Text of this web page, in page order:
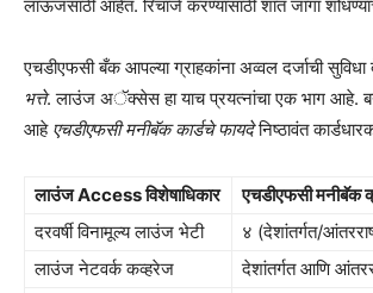
लाऊंजसाठी आहेत. रिचार्ज करण्यासाठी शांत जागा
एचडीएफसी बँक आपल्या ग्राहकांना अव्वल दर्जाची
भत्ते. लाउंज अॅक्सेस हा याच प्रयत्नांचा एक भाग आहे.
आहे एचडीएफसी मनीबॅक कार्डचे फायदेनिष्ठावंत
लाउंज Access विशेषाधिकार
एचडीएफसी मनीबॅक
दरवर्षी विनामूल्य लाउंज भेटी
४ (देशांतर्गत/
लाउंज नेटवर्क कव्हरेज
देशांतर्गत आणि